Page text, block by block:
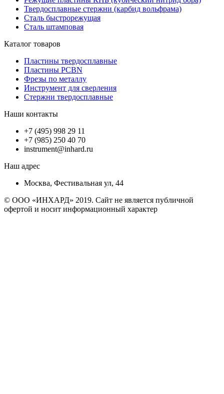
Твердосплавные стержни (карбид вольфрама)
Сталь быстрорежущая
Сталь штамповая
Каталог товаров
Пластины твердосплавные
Пластины PCBN
Фрезы по металлу
Инструмент для сверления
Стержни твердосплавные
Наши контакты
+7 (495) 998 29 11
+7 (985) 250 40 70
instrument@inhard.ru
Наш адрес
Москва, Фестивальная ул, 44
© ООО «ИНХАРД» 2019. Сайт не является публичной
офертой и носит информационный характер